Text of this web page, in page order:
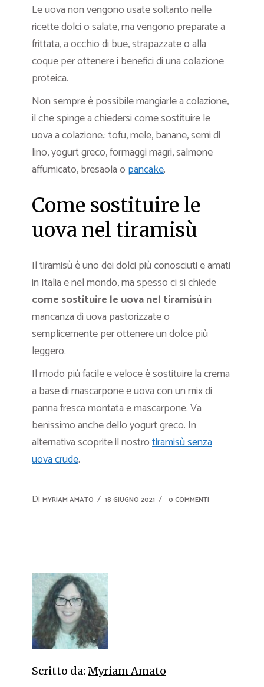
Le uova non vengono usate soltanto nelle
ricette dolci o salate, ma vengono preparate a
frittata, a occhio di bue, strapazzate o alla
coque per ottenere i benefici di una colazione
proteica.
Non sempre è possibile mangiarle a colazione,
il che spinge a chiedersi come sostituire le
uova a colazione.: tofu, mele, banane, semi di
lino, yogurt greco, formaggi magri, salmone
affumicato, bresaola o pancake.
Come sostituire le
uova nel tiramisù
Il tiramisù è uno dei dolci più conosciuti e amati
in Italia e nel mondo, ma spesso ci si chiede
come sostituire le uova nel tiramisùin
mancanza di uova pastorizzate o
semplicemente per ottenere un dolce più
leggero.
Il modo più facile e veloce è sostituire la crema
a base di mascarpone e uova con un mix di
panna fresca montata e mascarpone. Va
benissimo anche dello yogurt greco. In
alternativa scoprite il nostrotiramisù senza
uova crude.
Di MYRIAM AMATO 18 GIUGNO 2021 0 COMMENTI
Scritto da: Myriam Amato